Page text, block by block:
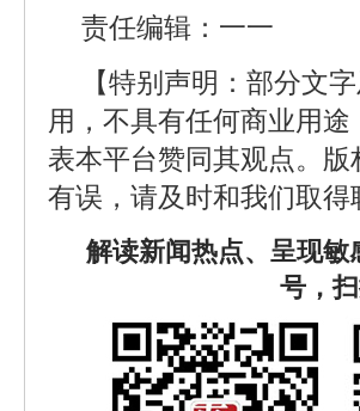
责任编辑：一一
【特别声明：部分文
用，不具有任何商业用
表本平台赞同其观点。
有误，请及时和我们取
解读新闻热点、呈现
号，